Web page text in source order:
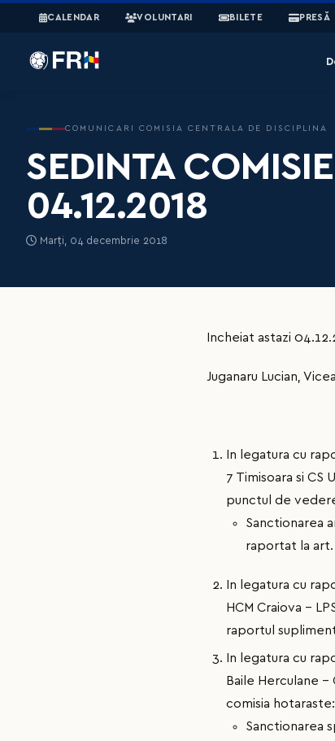
CALENDAR VOLUNTARI BILETE PRESĂ
COMUNICARI COMISIA CENTRALA DE DISCIPLINA
SEDINTA
04.12.2018
Marți, 04 decembrie 2018
Incheiat astazi
Juganaru Lucian,
In legatura cu
7 Timisoara si CS
punctul de
Sanctionarea
raportat la
In legatura cu
HCM Craiova -
raportul
In legatura cu
Baile Herculane -
comisia hotaraste:
Sanctionarea